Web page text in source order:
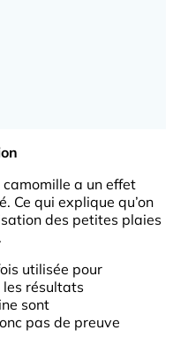
camomille a un effet
Ce qui explique qu’on
des petites plaies
utilisée pour
les résultats
sont
pas de preuve